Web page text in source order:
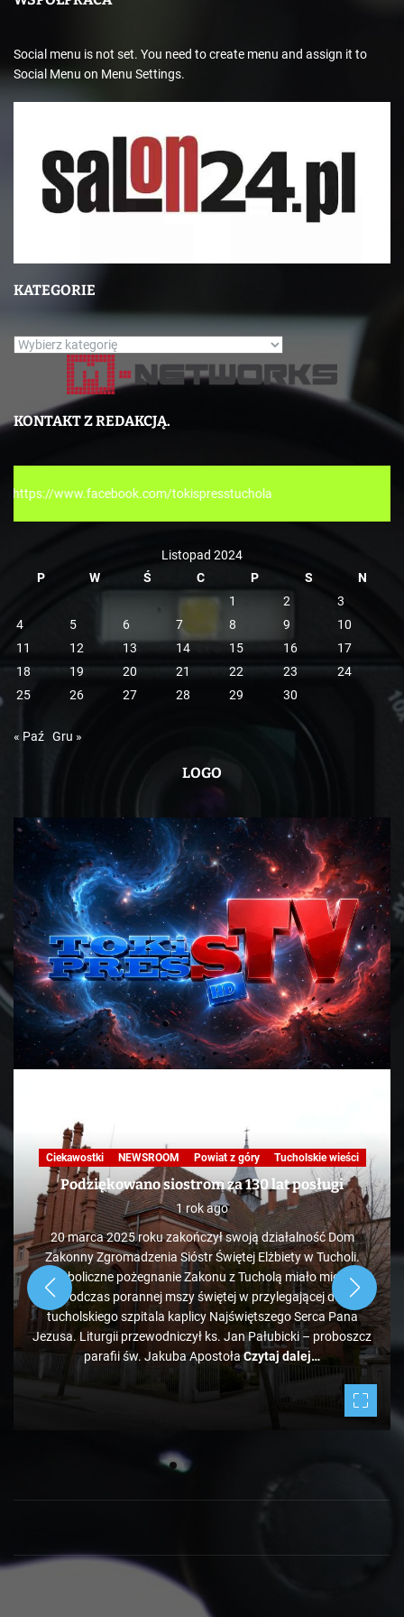
Social menu is not set. You need to create menu and assign it to
Social Menu on Menu Settings.
KATEGORIE
K
e
i
e
KONTAKT Z REDAKCJĄ.
Listopad 2024
P
W Ś C P S
N
1
2
3
4
5 6 7 8 9
10
11
12 13 14 15 16
17
18
19 20 21 22 23
24
25
26 27 28 29 30
« Paź Gru »
LOGO
Nasza praca NEWSROOM Powiat z góry
Skandale
Telewizja
Tucholskie wieści TV
KAWA Z TOKiS-em w 100 sekund. „Ekologiczne”
wysypisko śmieci pod Bladowem?
1 rok ago
Zdaje się, że pozycja tucholskiego wysypiska śmieci
administrowanego przez PK jest mocno zagrożona, bo tuż
obok ale od strony Chojnic, przed Bladowem, powstało
drugie, darmowe. Jeżeli zapełniać się będzie w takim tempie,
to może być ciekawie.